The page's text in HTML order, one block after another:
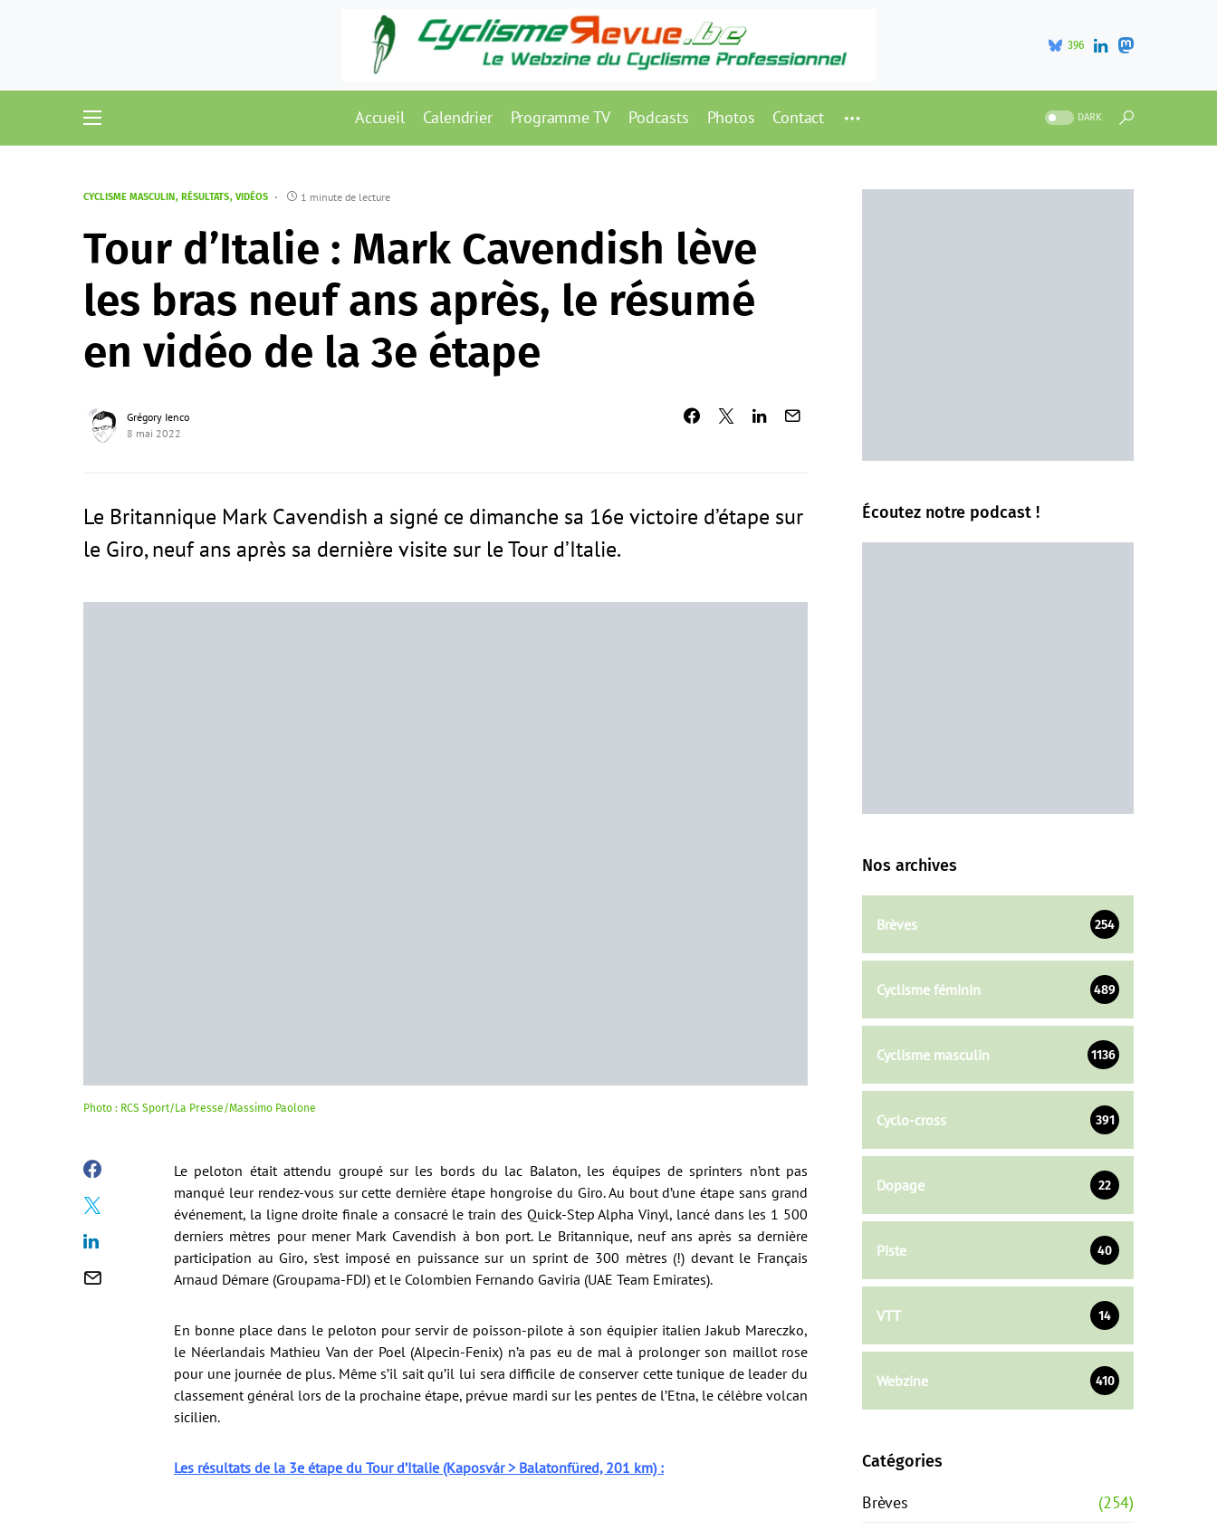
396
Accueil Calendrier Programme TV Podcasts Photos Contact DARK
CYCLISME MASCULIN RÉSULTATS VIDÉOS 1 minute de lecture
Tour d’Italie : Mark Cavendish lève
les bras neuf ans après, le résumé
en vidéo de la 3e étape
Grégory Ienco
8 mai 2022
Le Britannique Mark Cavendish a signé ce dimanche sa 16e victoire d’étape sur
le Giro, neuf ans après sa dernière visite sur le Tour d’Italie.
Photo : RCS Sport/La Presse/Massimo Paolone
Le peloton était attendu groupé sur les bords du lac Balaton, les équipes de sprinters n’ont pas
manqué leur rendez-vous sur cette dernière étape hongroise du Giro. Au bout d’une étape sans grand
événement, la ligne droite finale a consacré le train des Quick-Step Alpha Vinyl, lancé dans les 1 500
derniers mètres pour mener Mark Cavendish à bon port. Le Britannique, neuf ans après sa dernière
participation au Giro, s’est imposé en puissance sur un sprint de 300 mètres (!) devant le Français
Arnaud Démare (Groupama-FDJ) et le Colombien Fernando Gaviria (UAE Team Emirates).
En bonne place dans le peloton pour servir de poisson-pilote à son équipier italien Jakub Mareczko,
le Néerlandais Mathieu Van der Poel (Alpecin-Fenix) n’a pas eu de mal à prolonger son maillot rose
pour une journée de plus. Même s’il sait qu’il lui sera difficile de conserver cette tunique de leader du
classement général lors de la prochaine étape, prévue mardi sur les pentes de l’Etna, le célèbre volcan
sicilien.
Les résultats de la 3e étape du Tour d’Italie (Kaposvár > Balatonfüred, 201 km) :
Écoutez notre podcast !
Nos archives
Brèves 254
Cyclisme féminin 489
Cyclisme masculin 1136
Cyclo-cross 391
Dopage 22
Piste 40
VTT 14
Webzine 410
Catégories
Brèves
(254)